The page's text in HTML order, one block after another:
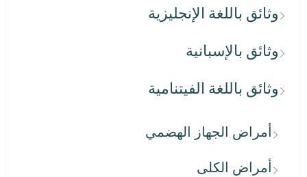
وثائق باللغة الإنجليزية
وثائق بالإسبانية
وثائق باللغة الفيتنامية
أمراض الجهاز الهضمي
أمراض الكلى